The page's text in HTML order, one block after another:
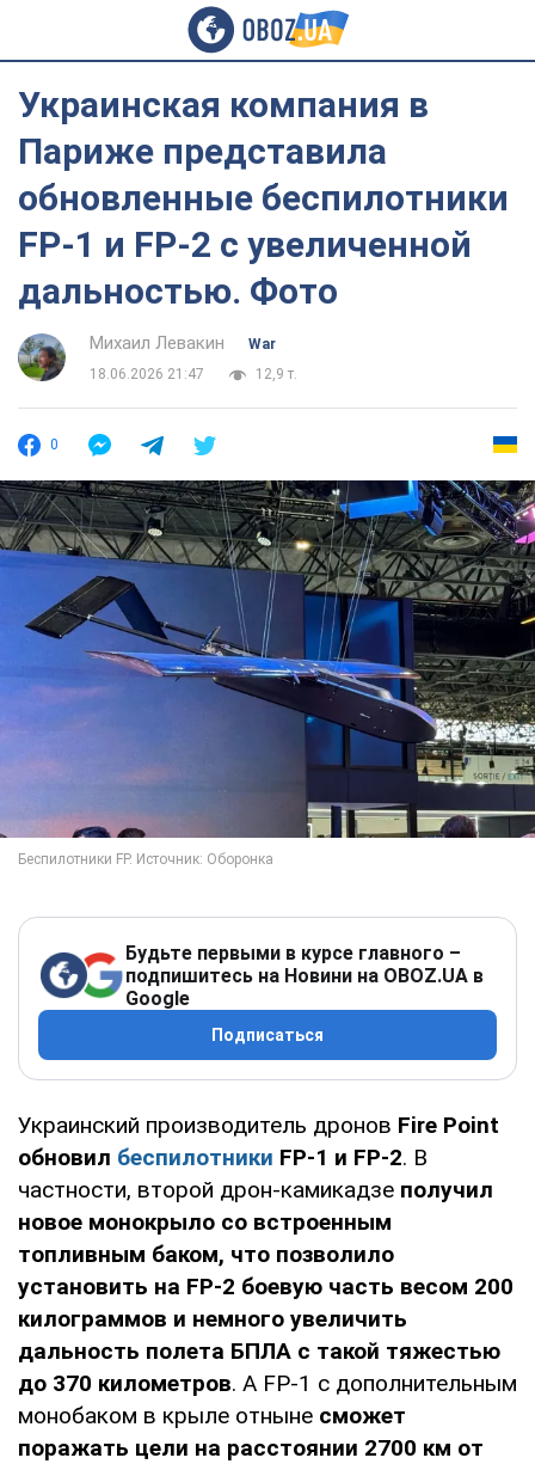
Украинская компания в
Париже представила
обновленные беспилотники
FP-1 и FP-2 с увеличенной
дальностью. Фото
Михаил Левакин
War
18.06.2026 21:47
12,9 т.
0
Будьте первыми в курсе главного –
подпишитесь на Новини на OBOZ.UA в
Google
Подписаться
Украинский производитель дронов Fire Point
обновил беспилотники FP-1 и FP-2. В
частности, второй дрон-камикадзе получил
новое монокрыло со встроенным
топливным баком, что позволило
установить на FP-2 боевую часть весом 200
килограммов и немного увеличить
дальность полета БПЛА с такой тяжестью
до 370 километров. А FP-1 с дополнительным
монобаком в крыле отныне сможет
поражать цели на расстоянии 2700 км от